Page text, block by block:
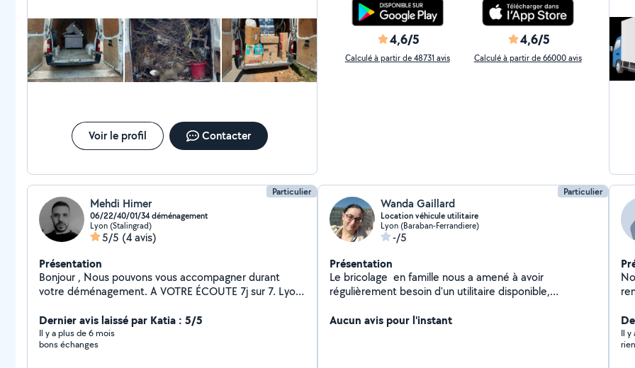
Voir le profil Contacter
4,6/5
Calculé à partir de 48731 avis
4,6/5
Calculé à partir de 66000 avis
Particulier
Mehdi Himer
06/22/40/01/34 déménagement
Lyon (Stalingrad)
5/5 (4 avis)
Présentation
Bonjour , Nous pouvons vous accompagner durant
votre déménagement. A VOTRE ÉCOUTE 7j sur 7. Lyon/
ainsi que notre savoir-faire. Nous proposons aussi le
Démontage/Remontage. Matériel de protection
Équipements adaptés LE TOUT DANS LA JOIE ET LA
Dernier avis laissé par Katia : 5/5
Il y a plus de 6 mois
bons échanges
Particulier
Wanda Gaillard
Location véhicule utilitaire
Lyon (Baraban-Ferrandiere)
-/5
Présentation
Le bricolage ️ en famille nous a amené à avoir
régulièrement besoin d'un utilitaire disponible,
plus grand nombre! Bonne route ️
Aucun avis pour l'instant
secours .
Il y
rien